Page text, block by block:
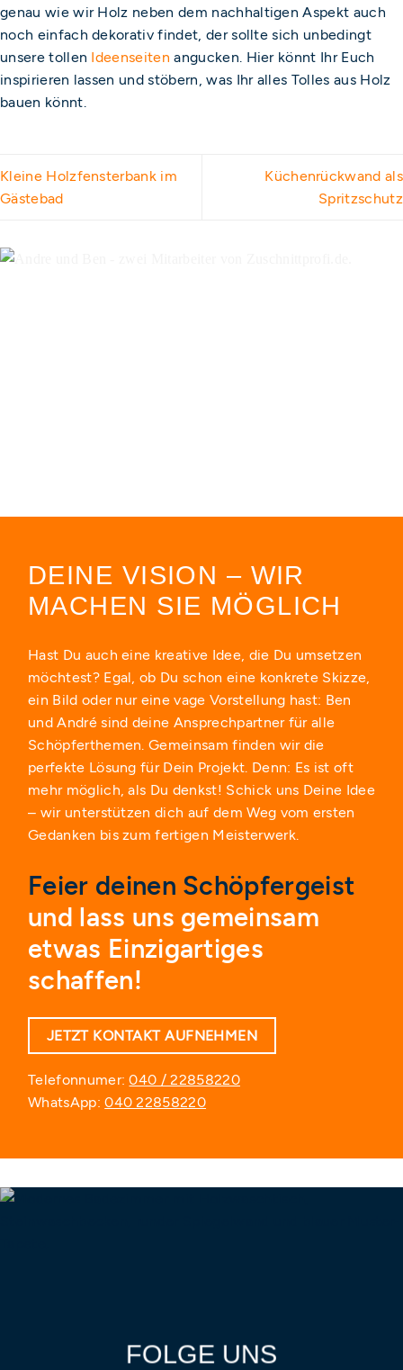
genau wie wir Holz neben dem nachhaltigen Aspekt auch
noch einfach dekorativ findet, der sollte sich unbedingt
unsere tollen Ideenseiten angucken. Hier könnt Ihr Euch
inspirieren lassen und stöbern, was Ihr alles Tolles aus Holz
bauen könnt.
Kleine Holzfensterbank im
Gästebad
Küchenrückwand als
Spritzschutz
DEINE VISION – WIR
MACHEN SIE MÖGLICH
Hast Du auch eine kreative Idee, die Du umsetzen
möchtest? Egal, ob Du schon eine konkrete Skizze,
ein Bild oder nur eine vage Vorstellung hast: Ben
und André sind deine Ansprechpartner für alle
Schöpferthemen. Gemeinsam finden wir die
perfekte Lösung für Dein Projekt. Denn: Es ist oft
mehr möglich, als Du denkst! Schick uns Deine Idee
– wir unterstützen dich auf dem Weg vom ersten
Gedanken bis zum fertigen Meisterwerk.
Feier deinen Schöpfergeist
und lass uns gemeinsam
etwas Einzigartiges
schaffen!
JETZT KONTAKT AUFNEHMEN
Telefonnumer:040 / 22858220
WhatsApp:040 22858220
FOLGE UNS